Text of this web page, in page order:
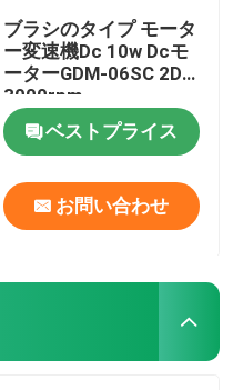
ブラシのタイプ モータ
ー変速機Dc 10w Dcモ
ーターGDM-06SC 2DC
3000rpm
ベストプライス
お問い合わせ